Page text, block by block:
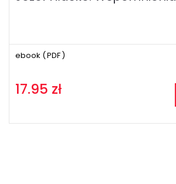
ebook (PDF)
17.95 zł